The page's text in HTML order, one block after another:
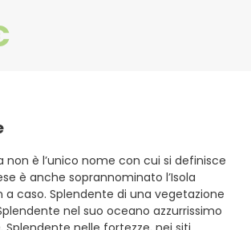
non è l’unico nome con cui si definisce
è anche soprannominato l’Isola
a caso. Splendente di una vegetazione
nel suo oceano azzurrissimo